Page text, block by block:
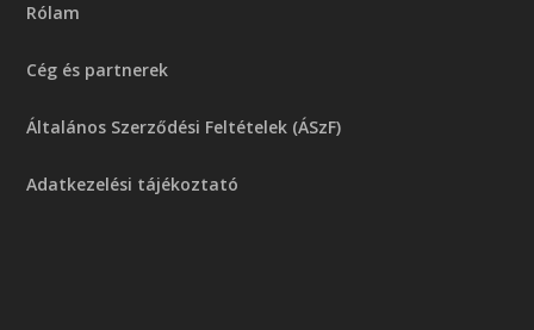
Rólam
Cég és partnerek
Általános Szerződési Feltételek (ÁSzF)
Adatkezelési tájékoztató